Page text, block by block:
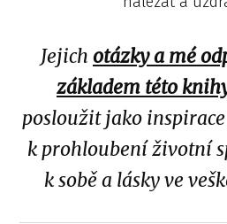
Jejich otázky a mé
základem této
posloužit jako inspirace
k prohloubení životní
k sobě a lásky ve